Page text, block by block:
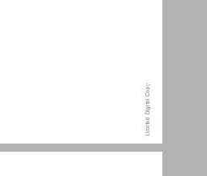
מבוא לחיי יוסף ... 3